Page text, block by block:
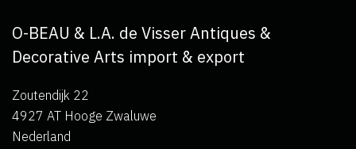
O-BEAU & L.A. de Visser Antiques &
Decorative Arts import & export
Zoutendijk 22
4927 AT Hooge Zwaluwe
Nederland